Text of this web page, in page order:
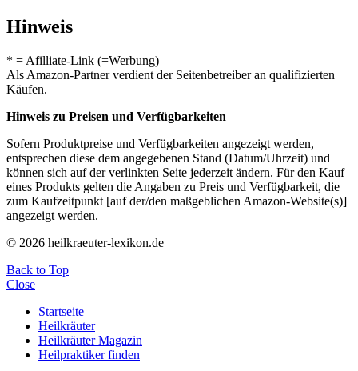
Hinweis
* = Afilliate-Link (=Werbung)
Als Amazon-Partner verdient der Seitenbetreiber an qualifizierten
Käufen.
Hinweis zu Preisen und Verfügbarkeiten
Sofern Produktpreise und Verfügbarkeiten angezeigt werden,
entsprechen diese dem angegebenen Stand (Datum/Uhrzeit) und
können sich auf der verlinkten Seite jederzeit ändern. Für den Kauf
eines Produkts gelten die Angaben zu Preis und Verfügbarkeit, die
zum Kaufzeitpunkt [auf der/den maßgeblichen Amazon-Website(s)]
angezeigt werden.
© 2026 heilkraeuter-lexikon.de
Back to Top
Close
Startseite
Heilkräuter
Heilkräuter Magazin
Heilpraktiker finden